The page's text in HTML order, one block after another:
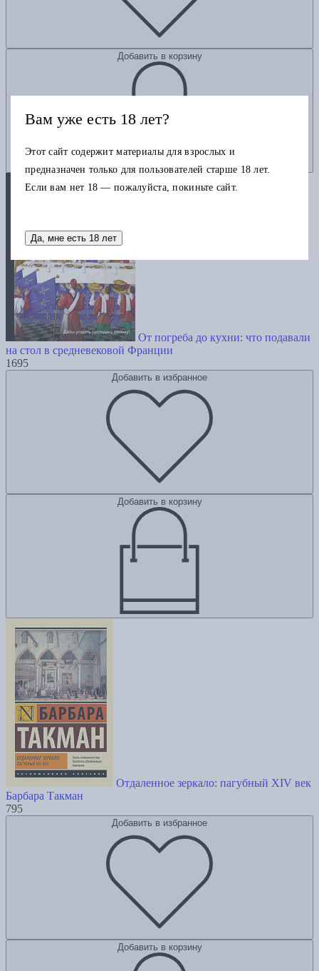
Добавить в корзину
От погреба до кухни: что подавали
на стол в средневековой Франции
1695
Добавить в избранное
Добавить в корзину
Отдаленное зеркало: пагубный XIV век
Барбара Такман
795
Добавить в избранное
Добавить в корзину
Вам уже есть 18 лет?
Этот сайт содержит материалы для взрослых и
предназначен только для пользователей старше 18 лет.
Если вам нет 18 — пожалуйста, покиньте сайт.
Да, мне есть 18 лет